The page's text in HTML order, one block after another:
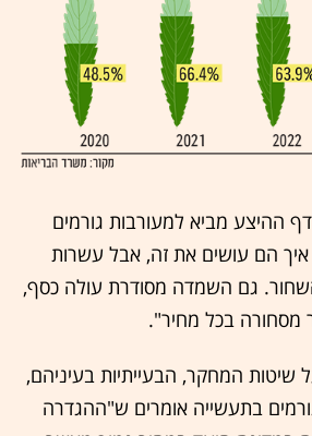
ההיצע מביא למעורבות גורמים
איך הם עושים את זה, אבל עשרות
גם השמדה מסודרת עולה כסף,
מסחורה בכל מחיר".
שיטות המחקר, הבעייתיות בעיניהם,
בתעשייה אומרים ש"ההגדרה